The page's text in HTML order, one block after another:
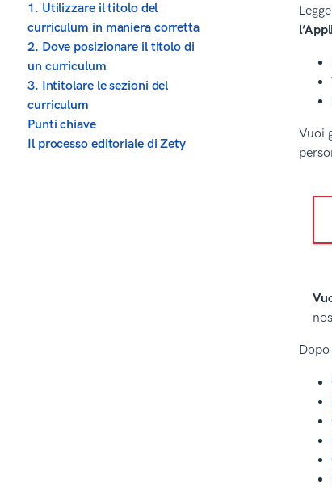
1. Utilizzare il titolo del
curriculum in maniera corretta
2. Dove posizionare il titolo di
un curriculum
3. Intitolare le sezioni del
curriculum
Punti chiave
Il processo editoriale di Zety
Vuoi